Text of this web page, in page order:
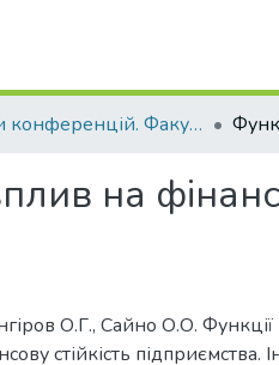
Тези конференцій. Факультет обліку та фінансів
на
О.Г., Сайно О.О. Функції
стійкість підприємства.